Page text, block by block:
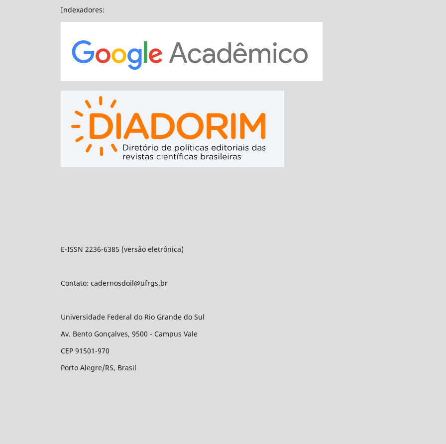
Indexadores:
E-ISSN 2236-6385 (versão eletrônica)
Contato: cadernosdoil@ufrgs.br
Universidade Federal do Rio Grande do Sul
Av. Bento Gonçalves, 9500 - Campus Vale
CEP 91501-970
Porto Alegre/RS, Brasil